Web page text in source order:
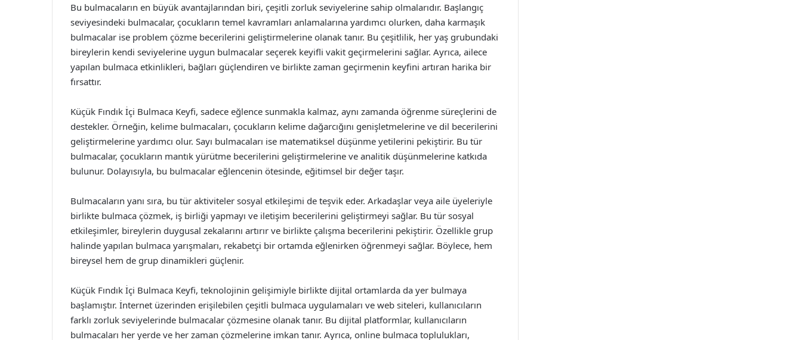
Bu bulmacaların en büyük avantajlarından biri, çeşitli zorluk seviyelerine sahip olmalarıdır. Başlangıç
seviyesindeki bulmacalar, çocukların temel kavramları anlamalarına yardımcı olurken, daha karmaşık
bulmacalar ise problem çözme becerilerini geliştirmelerine olanak tanır. Bu çeşitlilik, her yaş grubundaki
bireylerin kendi seviyelerine uygun bulmacalar seçerek keyifli vakit geçirmelerini sağlar. Ayrıca, ailece
yapılan bulmaca etkinlikleri, bağları güçlendiren ve birlikte zaman geçirmenin keyfini artıran harika bir
fırsattır.
Küçük Fındık İçi Bulmaca Keyfi, sadece eğlence sunmakla kalmaz, aynı zamanda öğrenme süreçlerini de
destekler. Örneğin, kelime bulmacaları, çocukların kelime dağarcığını genişletmelerine ve dil becerilerini
geliştirmelerine yardımcı olur. Sayı bulmacaları ise matematiksel düşünme yetilerini pekiştirir. Bu tür
bulmacalar, çocukların mantık yürütme becerilerini geliştirmelerine ve analitik düşünmelerine katkıda
bulunur. Dolayısıyla, bu bulmacalar eğlencenin ötesinde, eğitimsel bir değer taşır.
Bulmacaların yanı sıra, bu tür aktiviteler sosyal etkileşimi de teşvik eder. Arkadaşlar veya aile üyeleriyle
birlikte bulmaca çözmek, iş birliği yapmayı ve iletişim becerilerini geliştirmeyi sağlar. Bu tür sosyal
etkileşimler, bireylerin duygusal zekalarını artırır ve birlikte çalışma becerilerini pekiştirir. Özellikle grup
halinde yapılan bulmaca yarışmaları, rekabetçi bir ortamda eğlenirken öğrenmeyi sağlar. Böylece, hem
bireysel hem de grup dinamikleri güçlenir.
Küçük Fındık İçi Bulmaca Keyfi, teknolojinin gelişimiyle birlikte dijital ortamlarda da yer bulmaya
başlamıştır. İnternet üzerinden erişilebilen çeşitli bulmaca uygulamaları ve web siteleri, kullanıcıların
farklı zorluk seviyelerinde bulmacalar çözmesine olanak tanır. Bu dijital platformlar, kullanıcıların
bulmacaları her yerde ve her zaman çözmelerine imkan tanır. Ayrıca, online bulmaca toplulukları,